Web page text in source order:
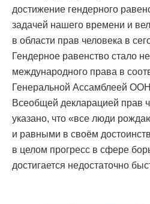
достижение гендерного
задачей нашего времени и
в области прав человека в
Гендерное равенство стало
международного права в
Генеральной Ассамблеей
Всеобщей декларацией прав
указано, что «все люди
и равными в своём
в целом прогресс в сфере
достигается недостаточно